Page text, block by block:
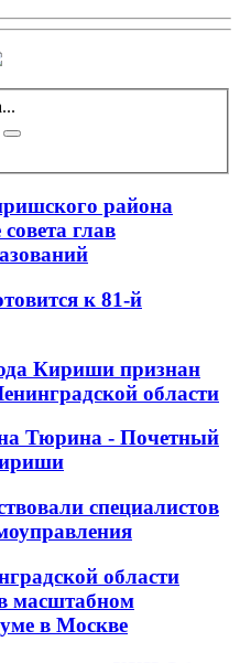
района
совета глав
к 81-й
Кириши признан
области
Тюрина - Почетный
специалистов
области
масштабном
в Москве